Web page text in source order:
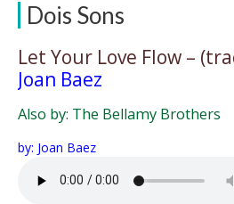
Dois Sons
Let Your Love Flow –
Joan Baez
Also by: The Bellamy Brothers
by: Joan Baez